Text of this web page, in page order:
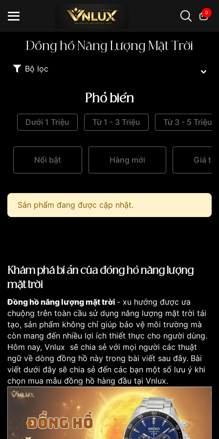
0
Đồng hồ casio
Đồng hồ Năng Lượng Mặt Trời
Bộ lọc
Phổ biến
Dưới 1 Triệu Từ 1 - 3 Triệu Từ 3 - 5 Triệu
Nổi bật Hàng mới Giá
Sản phẩm đang được cập nhật.
Khám phá bí ẩn của đồng hồ năng lượng
mặt trời
Đồng hồ năng lượng mặt trời - xu hướng được ưa
chuộng trên toàn cầu sử dụng năng lượng mặt trời tái
tạo, sản phẩm không chỉ giúp bảo vệ môi trường mà
còn mang đến nhiều lợi ích thiết thực cho người dùng.
Hôm nay, Vnlux sẽ chia sẻ với mọi người các thuật
ngữ về dòng đồng hồ này trong bài viết sau đây. Bài
viết dưới đây sẽ chia sẻ đến các bạn một số lưu ý khi
chọn mua mẫu đồng hồ hàng đầu tại Vnlux.